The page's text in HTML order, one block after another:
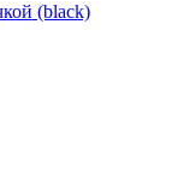
(black)